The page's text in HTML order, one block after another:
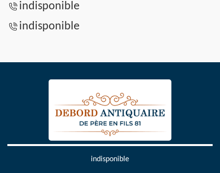
indisponible
indisponible
indisponible